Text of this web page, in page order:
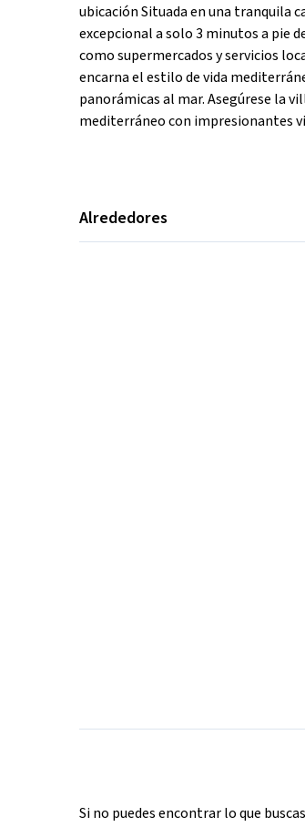
ubicación Situada en una tranquila
excepcional a solo 3 minutos a pie
como supermercados y servicios
encarna el estilo de vida
panorámicas al mar. Asegúrese la
mediterráneo con impresionantes
Alrededores
Si no puedes encontrar lo que